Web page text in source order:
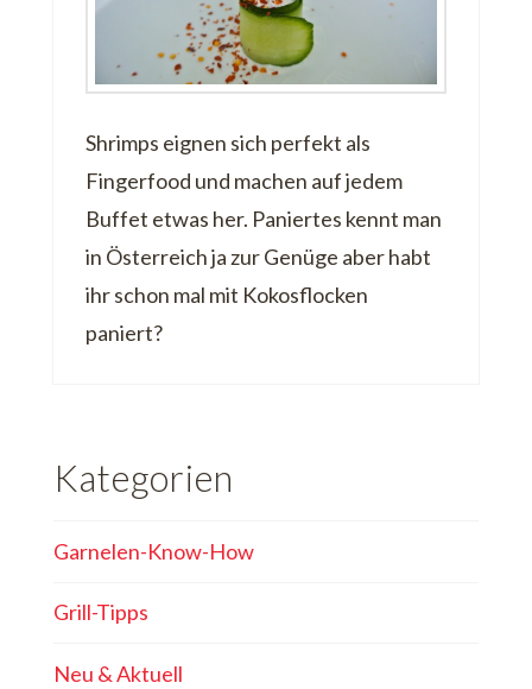
Shrimps eignen sich perfekt als
Fingerfood und machen auf jedem
Buffet etwas her. Paniertes kennt man
in Österreich ja zur Genüge aber habt
ihr schon mal mit Kokosflocken
paniert?
Kategorien
Garnelen-Know-How
Grill-Tipps
Neu & Aktuell